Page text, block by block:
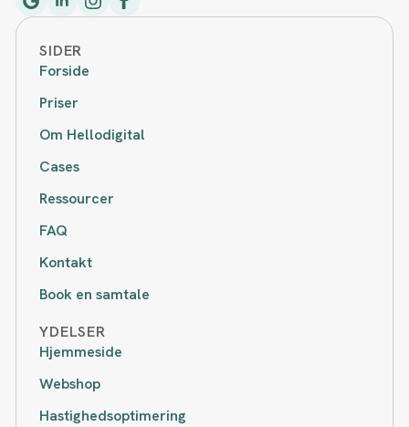
SIDER
Forside
Priser
Om Hellodigital
Cases
Ressourcer
FAQ
Kontakt
Book en samtale
YDELSER
Hjemmeside
Webshop
Hastighedsoptimering